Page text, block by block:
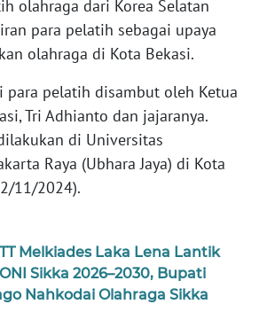
olahraga dari Korea Selatan
para pelatih sebagai upaya
olahraga di Kota Bekasi.
para pelatih disambut oleh Ketua
Tri Adhianto dan jajaranya.
di Universitas
Raya (Ubhara Jaya) di Kota
11/2024).
Melkiades Laka Lena Lantik
Sikka 2026–2030, Bupati
Nahkodai Olahraga Sikka